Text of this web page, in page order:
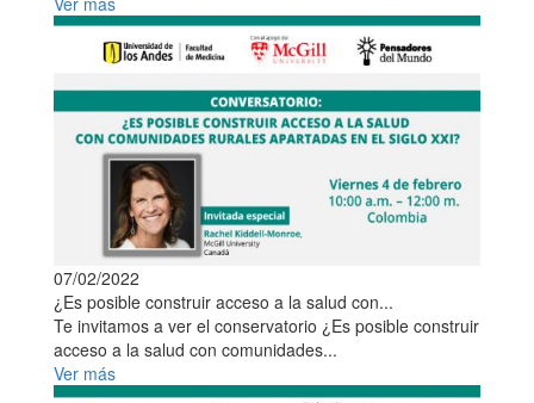
07/02/2022
¿Es posible construir acceso a la salud con...
Te invitamos a ver el conservatorio ¿Es posible construir
acceso a la salud con comunidades...
Ver más